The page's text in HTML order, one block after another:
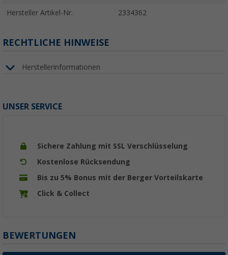
Hersteller Artikel-Nr. 2334362
RECHTLICHE HINWEISE
Herstellerinformationen
UNSER SERVICE
Sichere Zahlung mit SSL Verschlüsselung
Kostenlose Rücksendung
Bis zu 5% Bonus mit der Berger Vorteilskarte
Click & Collect
BEWERTUNGEN